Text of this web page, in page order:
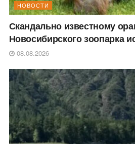
НОВОСТИ
Скандально известному
Новосибирского зоопарка
08.08.2026